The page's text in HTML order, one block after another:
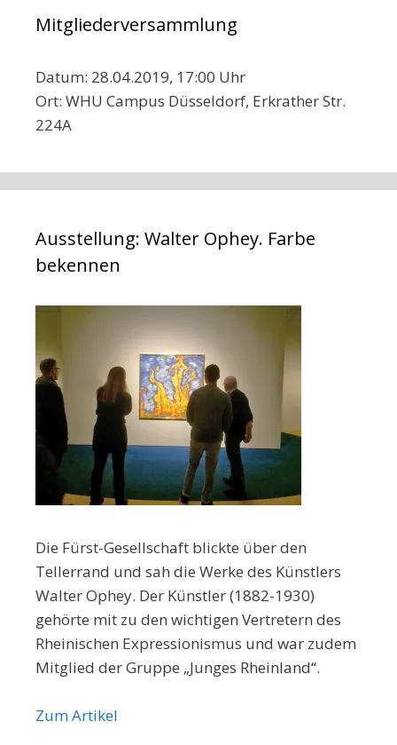
Mitgliederversammlung
Datum: 28.04.2019, 17:00 Uhr
Ort: WHU Campus Düsseldorf, Erkrather Str.
224A
Ausstellung: Walter Ophey. Farbe
bekennen
Die Fürst-Gesellschaft blickte über den
Tellerrand und sah die Werke des Künstlers
Walter Ophey. Der Künstler (1882-1930)
gehörte mit zu den wichtigen Vertretern des
Rheinischen Expressionismus und war zudem
Mitglied der Gruppe „Junges Rheinland“.
Zum Artikel